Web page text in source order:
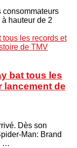
consommateurs
hauteur de 2
bat tous les
lancement de
Dès son
Man: Brand
…